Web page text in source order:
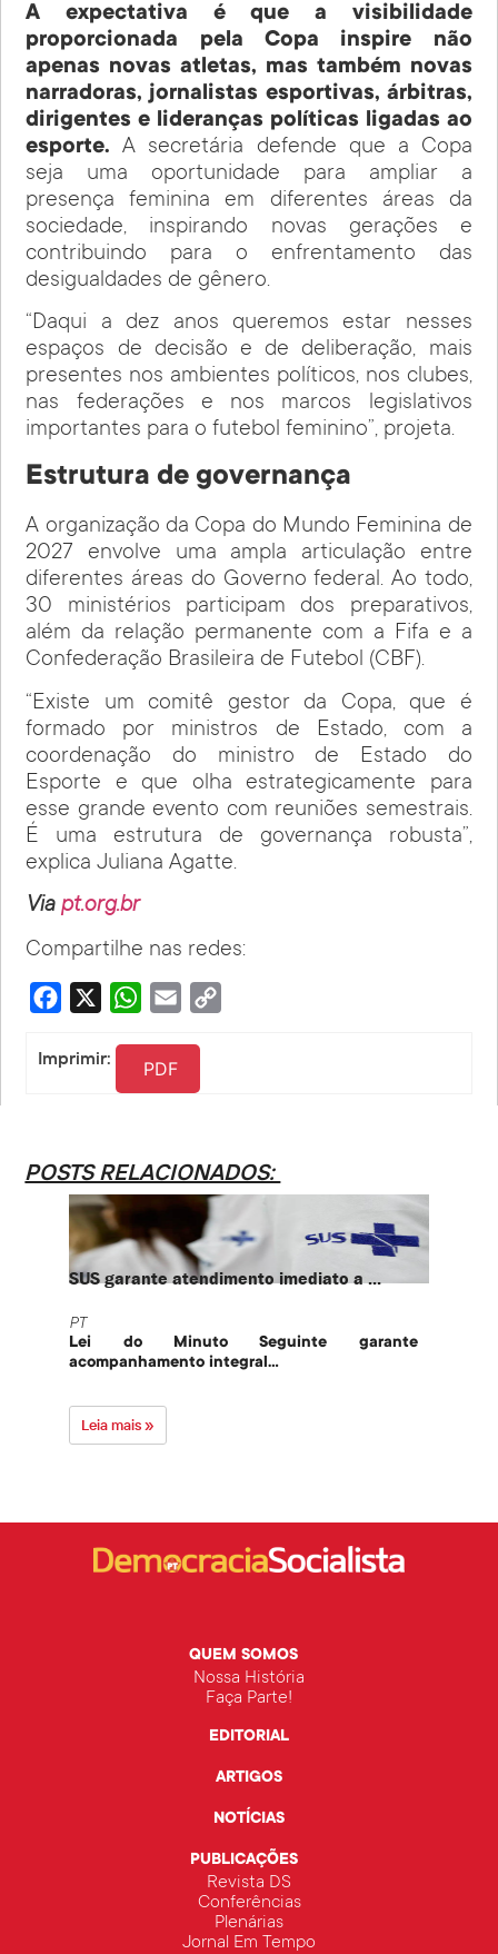
A expectativa é que a visibilidade
proporcionada pela Copa inspire não
apenas novas atletas, mas também novas
narradoras, jornalistas esportivas, árbitras,
dirigentes e lideranças políticas ligadas ao
esporte. A secretária defende que a Copa
seja uma oportunidade para ampliar a
presença feminina em diferentes áreas da
sociedade, inspirando novas gerações e
contribuindo para o enfrentamento das
desigualdades de gênero.
“Daqui a dez anos queremos estar nesses
espaços de decisão e de deliberação, mais
presentes nos ambientes políticos, nos clubes,
nas federações e nos marcos legislativos
importantes para o futebol feminino”, projeta.
Estrutura de governança
A organização da Copa do Mundo Feminina de
2027 envolve uma ampla articulação entre
diferentes áreas do Governo federal. Ao todo,
30 ministérios participam dos preparativos,
além da relação permanente com a Fifa e a
Confederação Brasileira de Futebol (CBF).
“Existe um comitê gestor da Copa, que é
formado por ministros de Estado, com a
coordenação do ministro de Estado do
Esporte e que olha estrategicamente para
esse grande evento com reuniões semestrais.
É uma estrutura de governança robusta”,
explica Juliana Agatte.
Via pt.org.br
Compartilhe nas redes:
Facebook WhatsApp
Email
Imprimir: PDF
POSTS RELACIONADOS:
SUS garante atendimento imediato a ...
PT
Lei do Minuto Seguinte garante
acompanhamento integral...
Leia mais »
QUEM SOMOS
Nossa História
Faça Parte!
EDITORIAL
ARTIGOS
NOTÍCIAS
PUBLICAÇÕES
Revista DS
Conferências
Plenárias
Jornal Em Tempo